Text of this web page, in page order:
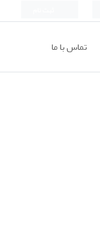
تماس با ما